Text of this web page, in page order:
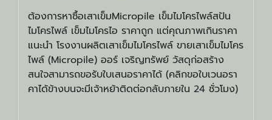
ต้องการหาซื้อเสาเข็มMicropile เข็มไมโครไพล์สปัน
ไมโครไพล์ เข็มไมโครไอ ราคาถูก แต่คุณภาพเกินราคา
แนะนำ โรงงานผลิตเสาเข็มไมโครไพล์ ขายเสาเข็มไมโคร
ไพล์ (Micropile) ออร์ เจริญทรัพย์ วัสดุก่อสร้าง
สนใจสามารถขอรับใบเสนอราคาได้ (คลิกขอใบเวนอรา
คาได้ข้างบนจะมีเจ้าหย้าติดต่อกลับภายใน 24 ชั่วโมง)